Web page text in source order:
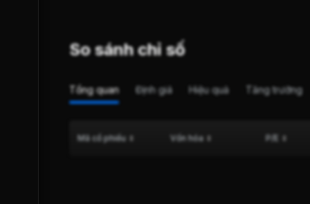
So sánh chỉ số
Tổng quan Định giá Hiệu quả Tăng trưởng
Mã cổ phiếu Vốn hóa P/E